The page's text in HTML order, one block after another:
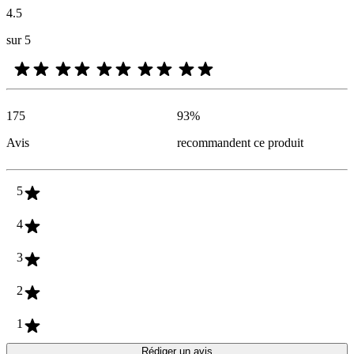
4.5
sur 5
175
Avis
93%
recommandent ce produit
5
4
3
2
1
Rédiger un avis